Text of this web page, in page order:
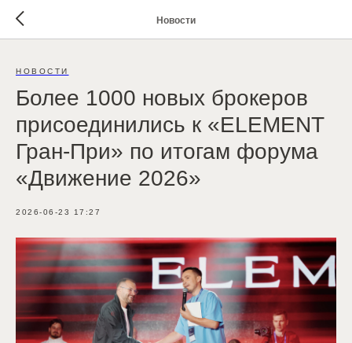
Новости
НОВОСТИ
Более 1000 новых брокеров
присоединились к «ELEMENT
Гран-При» по итогам форума
«Движение 2026»
2026-06-23 17:27